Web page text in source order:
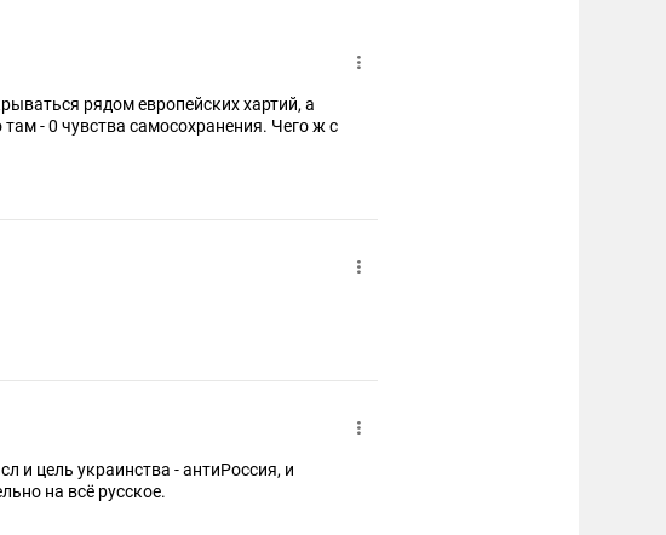
рядом европейских хартий, а
там - 0 чувства самосохранения. Чего ж с
и цель украинства - антиРоссия, и
на всё русское.